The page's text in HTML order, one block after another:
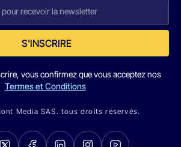
S'INSCRIRE
vous confirmez que vous acceptez nos
Termes et Conditions
Media SAS. tous droits réservés.